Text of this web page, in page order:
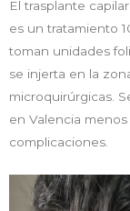
El trasplante
es un tratamiento
toman unidades
se injerta en la
microquirúrgicas.
en Valencia
complicaciones.